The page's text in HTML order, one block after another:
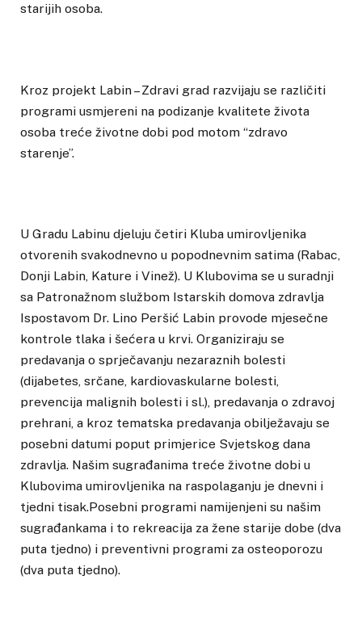
starijih osoba.
Kroz projekt Labin – Zdravi grad razvijaju se različiti
programi usmjereni na podizanje kvalitete života
osoba treće životne dobi pod motom “zdravo
starenje”.
U Gradu Labinu djeluju četiri Kluba umirovljenika
otvorenih svakodnevno u popodnevnim satima (Rabac,
Donji Labin, Kature i Vinež). U Klubovima se u suradnji
sa Patronažnom službom Istarskih domova zdravlja
Ispostavom Dr. Lino Peršić Labin provode mjesečne
kontrole tlaka i šećera u krvi. Organiziraju se
predavanja o sprječavanju nezaraznih bolesti
(dijabetes, srčane, kardiovaskularne bolesti,
prevencija malignih bolesti i sl.), predavanja o zdravoj
prehrani, a kroz tematska predavanja obilježavaju se
posebni datumi poput primjerice Svjetskog dana
zdravlja. Našim sugrađanima treće životne dobi u
Klubovima umirovljenika na raspolaganju je dnevni i
tjedni tisak.Posebni programi namijenjeni su našim
sugrađankama i to rekreacija za žene starije dobe (dva
puta tjedno) i preventivni programi za osteoporozu
(dva puta tjedno).